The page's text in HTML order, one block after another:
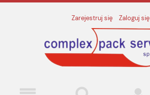
Zarejestruj się Zaloguj się